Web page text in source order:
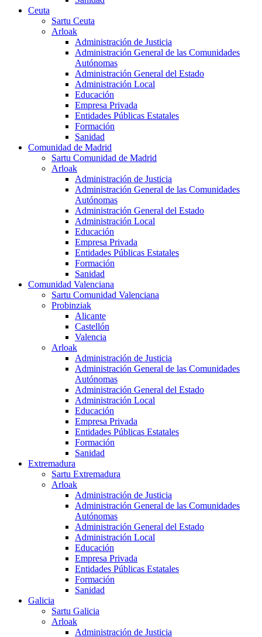
Ceuta
Sartu Ceuta
Arloak
Administración de Justicia
Administración General de las Comunidades
Autónomas
Administración General del Estado
Administración Local
Educación
Empresa Privada
Entidades Públicas Estatales
Formación
Sanidad
Comunidad de Madrid
Sartu Comunidad de Madrid
Arloak
Administración de Justicia
Administración General de las Comunidades
Autónomas
Administración General del Estado
Administración Local
Educación
Empresa Privada
Entidades Públicas Estatales
Formación
Sanidad
Comunidad Valenciana
Sartu Comunidad Valenciana
Probinziak
Alicante
Castellón
Valencia
Arloak
Administración de Justicia
Administración General de las Comunidades
Autónomas
Administración General del Estado
Administración Local
Educación
Empresa Privada
Entidades Públicas Estatales
Formación
Sanidad
Extremadura
Sartu Extremadura
Arloak
Administración de Justicia
Administración General de las Comunidades
Autónomas
Administración General del Estado
Administración Local
Educación
Empresa Privada
Entidades Públicas Estatales
Formación
Sanidad
Galicia
Sartu Galicia
Arloak
Administración de Justicia